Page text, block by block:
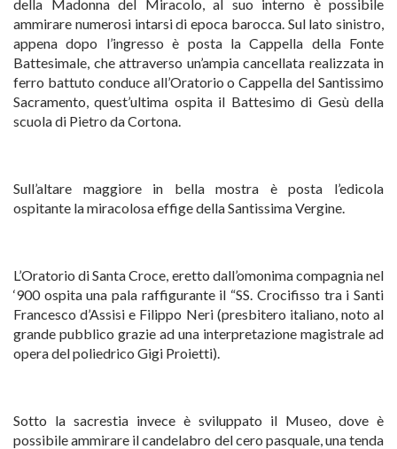
della Madonna del Miracolo, al suo interno è possibile
ammirare numerosi intarsi di epoca barocca. Sul lato sinistro,
appena dopo l’ingresso è posta la Cappella della Fonte
Battesimale, che attraverso un’ampia cancellata realizzata in
ferro battuto conduce all’Oratorio o Cappella del Santissimo
Sacramento, quest’ultima ospita il Battesimo di Gesù della
scuola di Pietro da Cortona.
Sull’altare maggiore in bella mostra è posta l’edicola
ospitante la miracolosa effige della Santissima Vergine.
L’Oratorio di Santa Croce, eretto dall’omonima compagnia nel
‘900 ospita una pala raffigurante il “SS. Crocifisso tra i Santi
Francesco d’Assisi e Filippo Neri (presbitero italiano, noto al
grande pubblico grazie ad una interpretazione magistrale ad
opera del poliedrico Gigi Proietti).
Sotto la sacrestia invece è sviluppato il Museo, dove è
possibile ammirare il candelabro del cero pasquale, una tenda